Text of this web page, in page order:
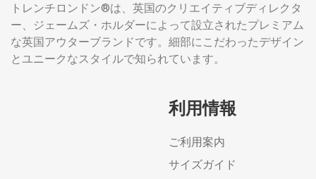
トレンチロンドン®は、英国のクリエイティブディレクタ
ー、ジェームズ・ホルダーによって設立されたプレミアム
な英国アウターブランドです。細部にこだわったデザイン
とユニークなスタイルで知られています。
利用情報
ご利用案内
サイズガイド